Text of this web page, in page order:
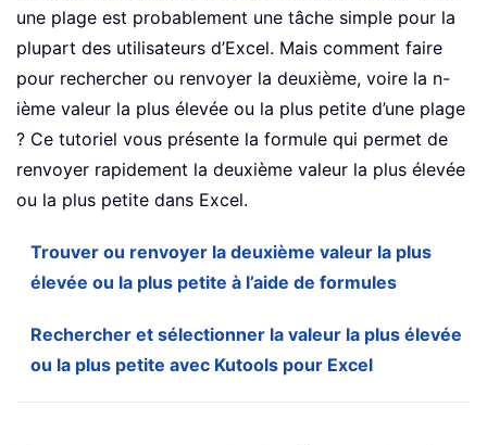
une plage est probablement une tâche simple pour la
plupart des utilisateurs d’Excel. Mais comment faire
pour rechercher ou renvoyer la deuxième, voire la n-
ième valeur la plus élevée ou la plus petite d’une plage
? Ce tutoriel vous présente la formule qui permet de
renvoyer rapidement la deuxième valeur la plus élevée
ou la plus petite dans Excel.
Trouver ou renvoyer la deuxième valeur la plus
élevée ou la plus petite à l’aide de formules
Rechercher et sélectionner la valeur la plus élevée
ou la plus petite avec Kutools pour Excel